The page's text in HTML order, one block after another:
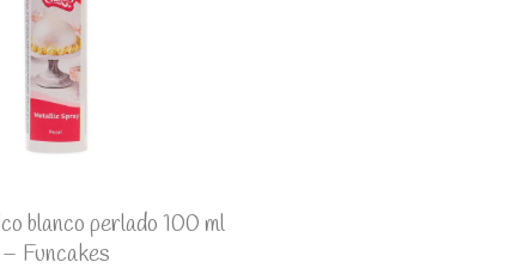
blanco perlado 100 ml
– Funcakes